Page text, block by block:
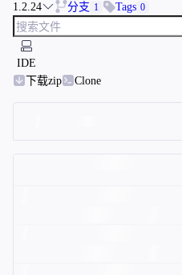
1.2.24 分支 1 Tags 0
IDE
下载zip
Clone